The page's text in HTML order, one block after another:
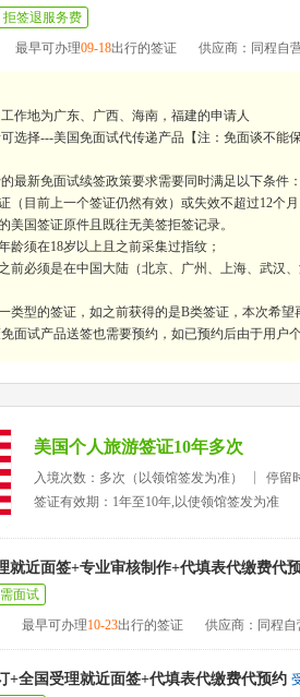
拒签退服务费
最早可办理09-18出行的签证 供应商：同程自
作地为广东、广西、海南，福建的申请人
选择---美国免面试代传递产品【注：免面谈不
最新免面试续签政策要求需要同时满足以下条件：
（目前上一个签证仍然有效）或失效不超过12个月
国签证原件且既往无美签拒签记录。
须在18岁以上且之前采集过指纹；
前必须是在中国大陆（北京、广州、上海、武汉
型的签证，如之前获得的是B类签证，本次希望
面试产品送签也需要预约，如已预约后由于用户
美国个人旅游签证10年多次
入境次数：多次（以领馆签发为准）
停留
签证有效期：1年至10年,以使领馆签发为准
就近面签+专业审核制作+代填表代缴费代
需面试
最早可办理10-23出行的签证 供应商：同程自
+全国受理就近面签+代填表代缴费代预约